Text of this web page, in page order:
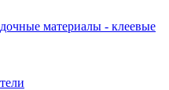
материалы - клеевые